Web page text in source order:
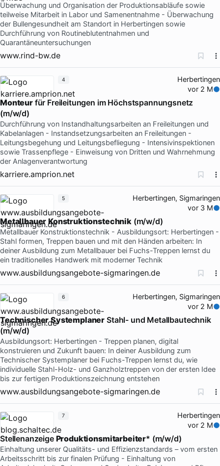
Überwachung und Organisation der Produktionsabläufe sowie
teilweise Mitarbeit in Labor und Samenentnahme - Überwachung
der Bullengesundheit am Standort in Herbertingen sowie
Durchführung von Routineblutentnahmen und
Quarantäneuntersuchungen
www.rind-bw.de
Herbertingen
vor 2 M
Monteurfür Freileitungen im Höchstspannungsnetz
(m/w/d)
Durchführung von Instandhaltungsarbeiten an Freileitungen und
Kabelanlagen - Instandsetzungsarbeiten an Freileitungen -
Leitungsbegehung und Leitungsbefliegung - Intensivinspektionen
sowie Trassenpflege - Einweisung von Dritten und Wahrnehmung
der Anlagenverantwortung
karriere.amprion.net
4
Herbertingen, Sigmaringen
vor 3 M
Metallbauer Konstruktionstechnik (m/w/d)
Metallbauer Konstruktionstechnik - Ausbildungsort: Herbertingen -
Stahl formen, Treppen bauen und mit den Händen arbeiten: In
deiner Ausbildung zum Metallbauer bei Fuchs-Treppen lernst du
ein traditionelles Handwerk mit moderner Technik
www.ausbildungsangebote-sigmaringen.de
5
Herbertingen, Sigmaringen
vor 2 M
TechnischerSystemplaner Stahl- und Metallbautechnik
(m/w/d)
Ausbildungsort: Herbertingen - Treppen planen, digital
konstruieren und Zukunft bauen: In deiner Ausbildung zum
Technischer Systemplaner bei Fuchs-Treppen lernst du, wie
individuelle Stahl-Holz- und Ganzholztreppen von der ersten Idee
bis zur fertigen Produktionszeichnung entstehen
www.ausbildungsangebote-sigmaringen.de
6
Herbertingen
vor 2 M
Stellenanzeige Produktionsmitarbeiter* (m/w/d)
Einhaltung unserer Qualitäts- und Effizienzstandards – vom ersten
Arbeitsschritt bis zur finalen Prüfung - Einhaltung von
7